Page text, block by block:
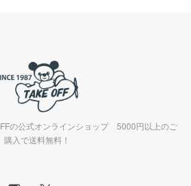
の公式オンラインショップ 5000円以上のご
購入で送料無料！